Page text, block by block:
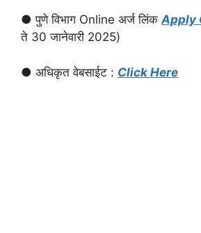
● पुणे विभाग Online अर्ज लिंकApply
ते 30 जानेवारी 2025)
● अधिकृत वेबसाईट : Click Here